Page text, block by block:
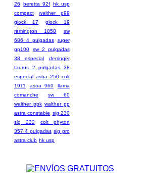
26
beretta 92f hk usp
compact
walther p99
glock 17
glock 19
rémington 1858
sw
686 4 pulgadas
ruger
gp100
sw 2 pulgadas
38 especial
derringer
taurus 2 pulgadas 38
especial astra 250 colt
1911
astra 960
llama
comanche
sw 60
walther ppk walther pp
astra constable sig 230
sig 232
colt phyton
357 4 pulgadas sig pro
astra club hk usp